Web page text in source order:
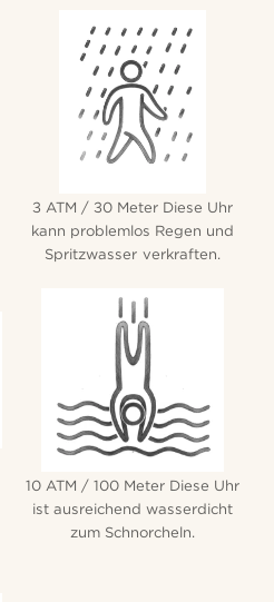
3 ATM / 30 Meter Diese Uhr
kann problemlos Regen und
Spritzwasser verkraften.
10 ATM / 100 Meter Diese Uhr
ist ausreichend wasserdicht
zum Schnorcheln.